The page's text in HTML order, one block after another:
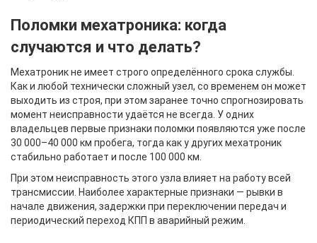
Поломки мехатроника: когда
случаются и что делать?
Мехатроник не имеет строго определённого срока службы.
Как и любой технически сложный узел, со временем он может
выходить из строя, при этом заранее точно спрогнозировать
момент неисправности удаётся не всегда. У одних
владельцев первые признаки поломки появляются уже после
30 000–40 000 км пробега, тогда как у других мехатроник
стабильно работает и после 100 000 км.
При этом неисправность этого узла влияет на работу всей
трансмиссии. Наиболее характерные признаки — рывки в
начале движения, задержки при переключении передач и
периодический переход КПП в аварийный режим.